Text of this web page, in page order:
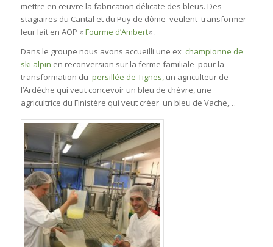
mettre en œuvre la fabrication délicate des bleus. Des
stagiaires du Cantal et du Puy de dôme veulent transformer
leur lait en AOP «Fourme d’Ambert« .
Dans le groupe nous avons accueilli une ex championne de
ski alpin en reconversion sur la ferme familiale pour la
transformation du persillée de Tignes,un agriculteur de
l’Ardéche qui veut concevoir un bleu de chèvre, une
agricultrice du Finistère qui veut créer un bleu de Vache,…